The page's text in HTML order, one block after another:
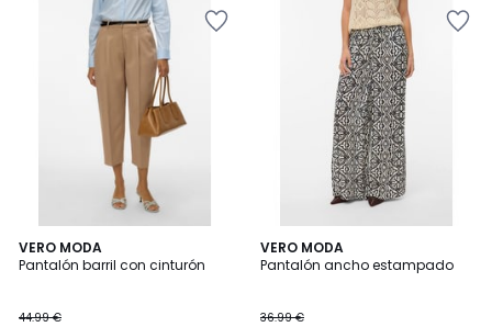
VERO MODA
Pantalón barril con cinturón
44.99 €
4
/
VERO MODA
Pantalón ancho estampado
36.99 €
5
/